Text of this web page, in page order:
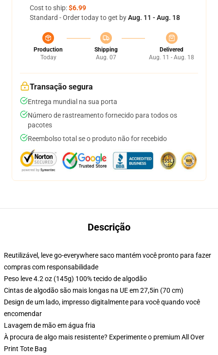
Cost to ship:$6.99
Standard - Order today to get byAug. 11 - Aug. 18
Production
Today
Shipping
Aug. 07
Delivered
Aug. 11 - Aug. 18
Transação segura
Entrega mundial na sua porta
Número de rastreamento fornecido para todos os
pacotes
Reembolso total se o produto não for recebido
Descrição
Reutilizável, leve go-everywhere saco mantém você pronto para fazer
compras com responsabilidade
Peso leve 4.2 oz (145g) 100% tecido de algodão
Cintas de algodão são mais longas na UE em 27,5in (70 cm)
Design de um lado, impresso digitalmente para você quando você
encomendar
Lavagem de mão em água fria
À procura de algo mais resistente? Experimente o premium All Over
Print Tote Bag